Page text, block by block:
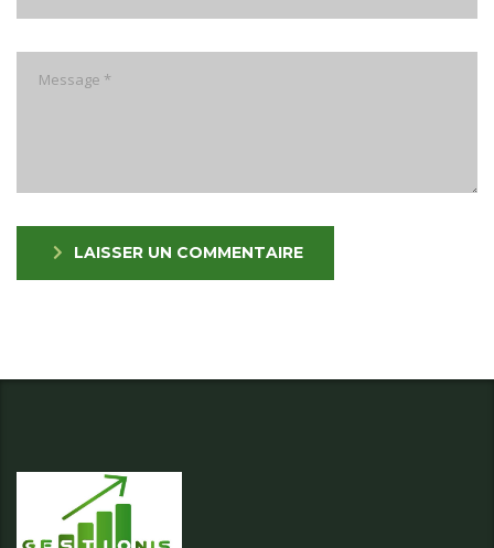
LAISSER UN COMMENTAIRE